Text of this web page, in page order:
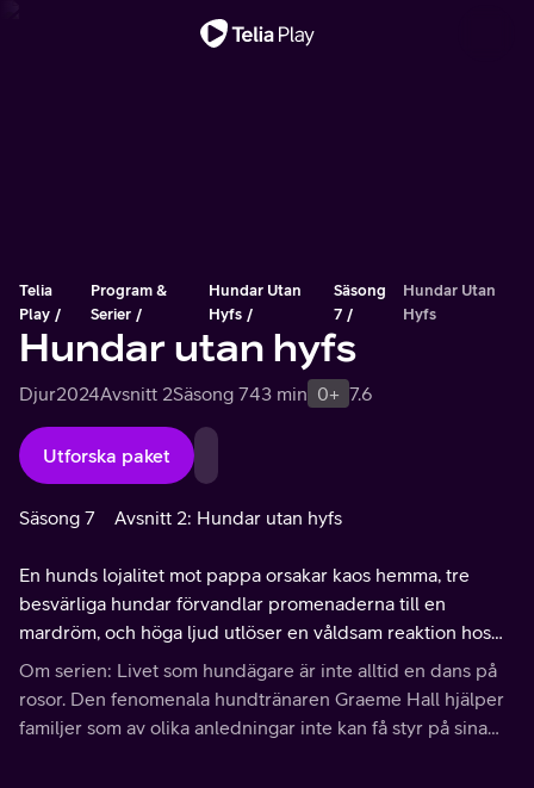
Telia
Play
Program &
Serier
Hundar Utan
Hyfs
Säsong
7
Hundar Utan
Hyfs
Hundar utan hyfs
Djur2024Avsnitt 2Säsong 743 min 0+ 7.6
Utforska paket
Säsong 7 Avsnitt 2: Hundar utan hyfs
En hunds lojalitet mot pappa orsakar kaos hemma, tre
besvärliga hundar förvandlar promenaderna till en
mardröm, och höga ljud utlöser en våldsam reaktion hos
en hund som hotar att kosta henne livet. Kan Graeme Hall
hjälpa till?
Om serien: Livet som hundägare är inte alltid en dans på
rosor. Den fenomenala hundtränaren Graeme Hall hjälper
familjer som av olika anledningar inte kan få styr på sina